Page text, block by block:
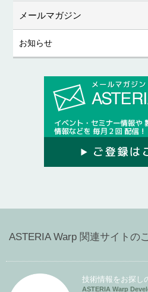
メールマガジン
お知らせ
ASTERIA Warp 関連サイトの
技術情報をお探し
ASTERIA Warp